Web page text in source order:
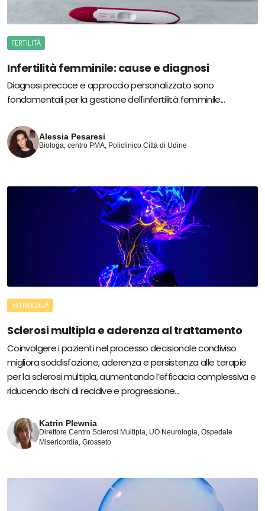
FERTILITÀ
Infertilità femminile: cause e diagnosi
Diagnosi precoce e approccio personalizzato sono
fondamentali per la gestione dell'infertilità femminile...
Alessia Pesaresi
Biologa, centro PMA, Policlinico Città di Udine
NEUROLOGIA
Sclerosi multipla e aderenza al trattamento
Coinvolgere i pazienti nel processo decisionale condiviso
migliora soddisfazione, aderenza e persistenza alle terapie
per la sclerosi multipla, aumentando l’efficacia complessiva e
riducendo rischi di recidive e progressione...
Katrin Plewnia
Direttore Centro Sclerosi Multipla, UO Neurologia, Ospedale
Misericordia, Grosseto